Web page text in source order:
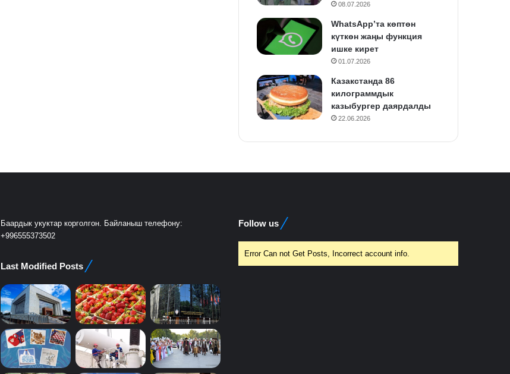
08.07.2026
WhatsApp’та көптөн
күткөн жаңы функция
ишке кирет
01.07.2026
Казакстанда 86
килограммдык
казыбургер даярдалды
22.06.2026
Баардык укуктар корголгон. Байланыш телефону:
+996555373502
Last Modified Posts
Follow us
Error Can not Get Posts, Incorrect account info.